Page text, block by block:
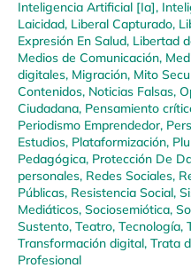
Inteligencia Artificial [Ia],
Laicidad, Liberal Capturado,
Expresión En Salud, Libertad
Medios de Comunicación,
digitales, Migración, Mito
Contenidos, Noticias Falsas,
Ciudadana, Pensamiento
Periodismo Emprendedor,
Estudios, Plataformización,
Pedagógica, Protección De
personales, Redes Sociales,
Públicas, Resistencia Social,
Mediáticos, Sociosemiótica,
Sustento, Teatro, Tecnología,
Transformación digital, Trata
Profesional